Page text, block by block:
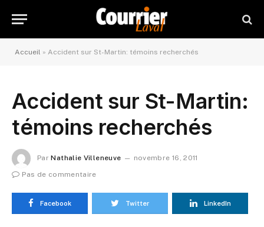
Accueil » Accident sur St-Martin: témoins recherchés
Accident sur St-Martin:
témoins recherchés
Par Nathalie Villeneuve
novembre 16, 2011
Pas de commentaire
Facebook Twitter LinkedIn